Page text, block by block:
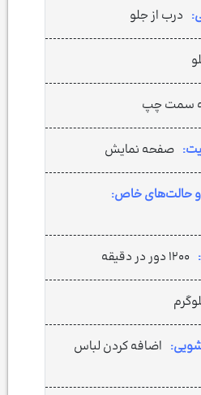
درب از جلو
سمت چپ
صفحه نمایش
و حالت‌های خاص:
۱۲۰۰ دور در دقیقه
اضافه کردن لباس